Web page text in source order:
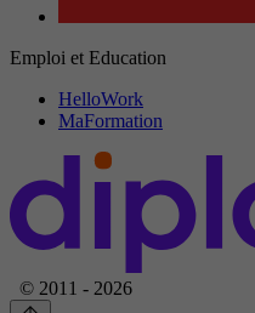
Emploi et Education
HelloWork
MaFormation
© 2011 - 2026